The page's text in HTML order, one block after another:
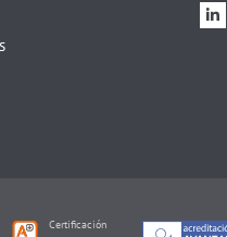
Certificación